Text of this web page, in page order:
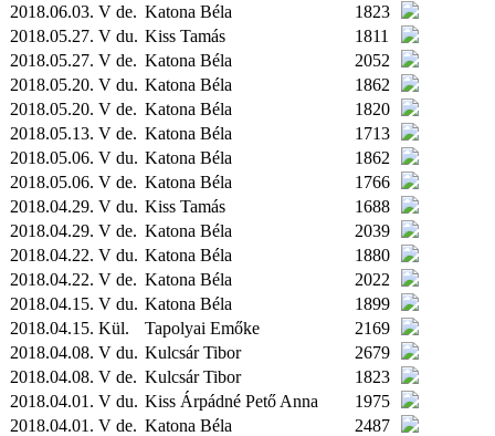
2018.06.03. V de. Katona Béla
1823
2018.05.27. V du. Kiss Tamás
1811
2018.05.27. V de. Katona Béla
2052
2018.05.20. V du. Katona Béla
1862
2018.05.20. V de. Katona Béla
1820
2018.05.13. V de. Katona Béla
1713
2018.05.06. V du. Katona Béla
1862
2018.05.06. V de. Katona Béla
1766
2018.04.29. V du. Kiss Tamás
1688
2018.04.29. V de. Katona Béla
2039
2018.04.22. V du. Katona Béla
1880
2018.04.22. V de. Katona Béla
2022
2018.04.15. V du. Katona Béla
1899
2018.04.15. Kül. Tapolyai Emőke
2169
2018.04.08. V du. Kulcsár Tibor
2679
2018.04.08. V de. Kulcsár Tibor
1823
2018.04.01. V du. Kiss Árpádné Pető Anna
1975
2018.04.01. V de. Katona Béla
2487